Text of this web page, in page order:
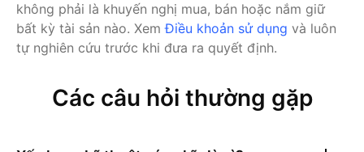
không phải là khuyến nghị mua, bán hoặc nắm giữ
bất kỳ tài sản nào. XemĐiều khoản sử dụng và luôn
tự nghiên cứu trước khi đưa ra quyết định.
Các câu hỏi thường gặp